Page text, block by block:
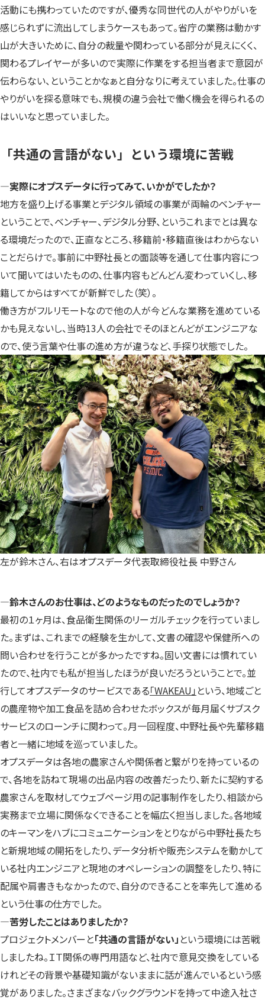
活動にも携わっていたのですが、優秀な同世代の人がやりがいを
感じられずに流出してしまうケースもあって。省庁の業務は動かす
山が大きいために、自分の裁量や関わっている部分が見えにくく、
関わるプレイヤーが多いので実際に作業をする担当者まで意図が
伝わらない、ということかなぁと自分なりに考えていました。仕事の
やりがいを探る意味でも、規模の違う会社で働く機会を得られるの
はいいなと思っていました。
「共通の言語がない」という環境に苦戦
―実際にオプスデータに行ってみて、いかがでしたか？
地方を盛り上げる事業とデジタル領域の事業が両輪のベンチャー
ということで、ベンチャー、デジタル分野、というこれまでとは異な
る環境だったので、正直なところ、移籍前・移籍直後はわからない
ことだらけで。事前に中野社長との面談等を通して仕事内容につ
いて聞いてはいたものの、仕事内容もどんどん変わっていくし、移
籍してからはすべてが新鮮でした（笑）。
働き方がフルリモートなので他の人が今どんな業務を進めている
かも見えないし、当時13人の会社でそのほとんどがエンジニアな
ので、使う言葉や仕事の進め方が違うなど、手探り状態でした。
左が鈴木さん、右はオプスデータ代表取締役社長 中野さん
―鈴木さんのお仕事は、どのようなものだったのでしょうか？
最初の１ヶ月は、食品衛生関係のリーガルチェックを行っていまし
た。まずは、これまでの経験を生かして、文書の確認や保健所への
問い合わせを行うことが多かったですね。固い文書には慣れてい
たので、社内でも私が担当したほうが良いだろうということで。並
行してオプスデータのサービスである「WAKEAU」 という、地域ごと
の農産物や加工食品を詰め合わせたボックスが毎月届くサブスク
サービスのローンチに関わって。月一回程度、中野社長や先輩移籍
者と一緒に地域を巡っていました。
オプスデータは各地の農家さんや関係者と繋がりを持っているの
で、各地を訪ねて現場の出品内容の改善だったり、新たに契約する
農家さんを取材してウェブページ用の記事制作をしたり、相談から
実務まで立場に関係なくできることを幅広く担当しました。各地域
のキーマンをハブにコミュニケーションをとりながら中野社長たち
と新規地域の開拓をしたり、データ分析や販売システムを動かして
いる社内エンジニアと現地のオペレーションの調整をしたり、特に
配属や肩書きもなかったので、自分のできることを率先して進める
という仕事の仕方でした。
―苦労したことはありましたか？
プロジェクトメンバーと「共通の言語がない」 という環境には苦戦
しましたね。ＩＴ関係の専門用語など、社内で意見交換をしている
けれどその背景や基礎知識がないままに話が進んでいるという感
覚がありました。さまざまなバックグラウンドを持って中途入社さ